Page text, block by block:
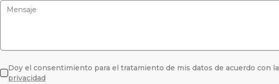
Doy el consentimiento para el tratamiento de mis datos de acuerdo con la
privacidad